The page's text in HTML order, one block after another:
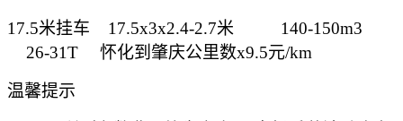
17.5米挂车 17.5x3x2.4-2.7米
140-150m3
26-31T
怀化到肇庆公里数x9.5元/km
温馨提示